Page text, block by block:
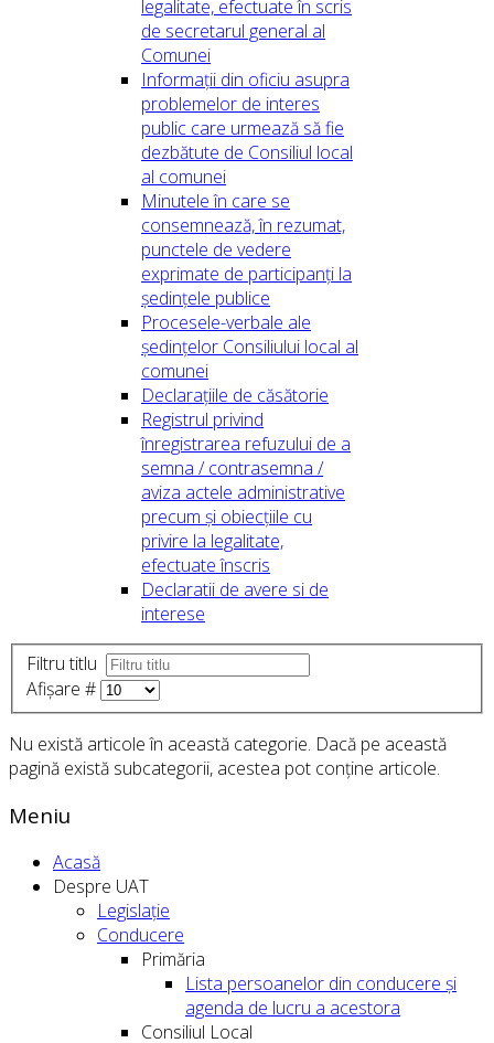
legalitate, efectuate în scris
de secretarul general al
Comunei
Informații din oficiu asupra
problemelor de interes
public care urmează să fie
dezbătute de Consiliul local
al comunei
Minutele în care se
consemnează, în rezumat,
punctele de vedere
exprimate de participanți la
ședințele publice
Procesele-verbale ale
ședințelor Consiliului local al
comunei
Declarațiile de căsătorie
Registrul privind
înregistrarea refuzului de a
semna / contrasemna /
aviza actele administrative
precum și obiecțiile cu
privire la legalitate,
efectuate înscris
Declaratii de avere si de
interese
Filtru titlu
Afișare #
Nu există articole în această categorie. Dacă pe această
pagină există subcategorii, acestea pot conține articole.
Meniu
Acasă
Despre UAT
Legislație
Conducere
Primăria
Lista persoanelor din conducere şi
agenda de lucru a acestora
Consiliul Local